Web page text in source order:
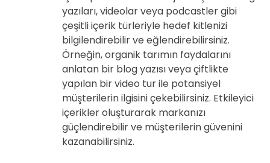
yazıları, videolar veya podcastler gibi
çeşitli içerik türleriyle hedef kitlenizi
bilgilendirebilir ve eğlendirebilirsiniz.
Örneğin, organik tarımın faydalarını
anlatan bir blog yazısı veya çiftlikte
yapılan bir video tur ile potansiyel
müşterilerin ilgisini çekebilirsiniz. Etkileyici
içerikler oluşturarak markanızı
güçlendirebilir ve müşterilerin güvenini
kazanabilirsiniz.